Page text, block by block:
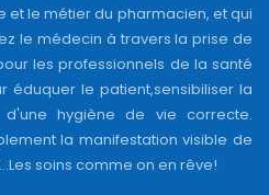
et le métier du pharmacien, et qui
le médecin à travers la prise de
les professionnels de la santé
éduquer le patient,sensibiliser la
hygiène de vie correcte.
la manifestation visible de
soins comme on en rêve!